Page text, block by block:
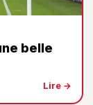
belle
Lire →